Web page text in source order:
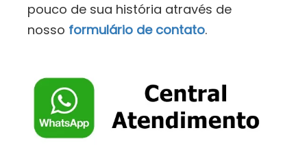
pouco de sua história através de
nosso formulário de contato.